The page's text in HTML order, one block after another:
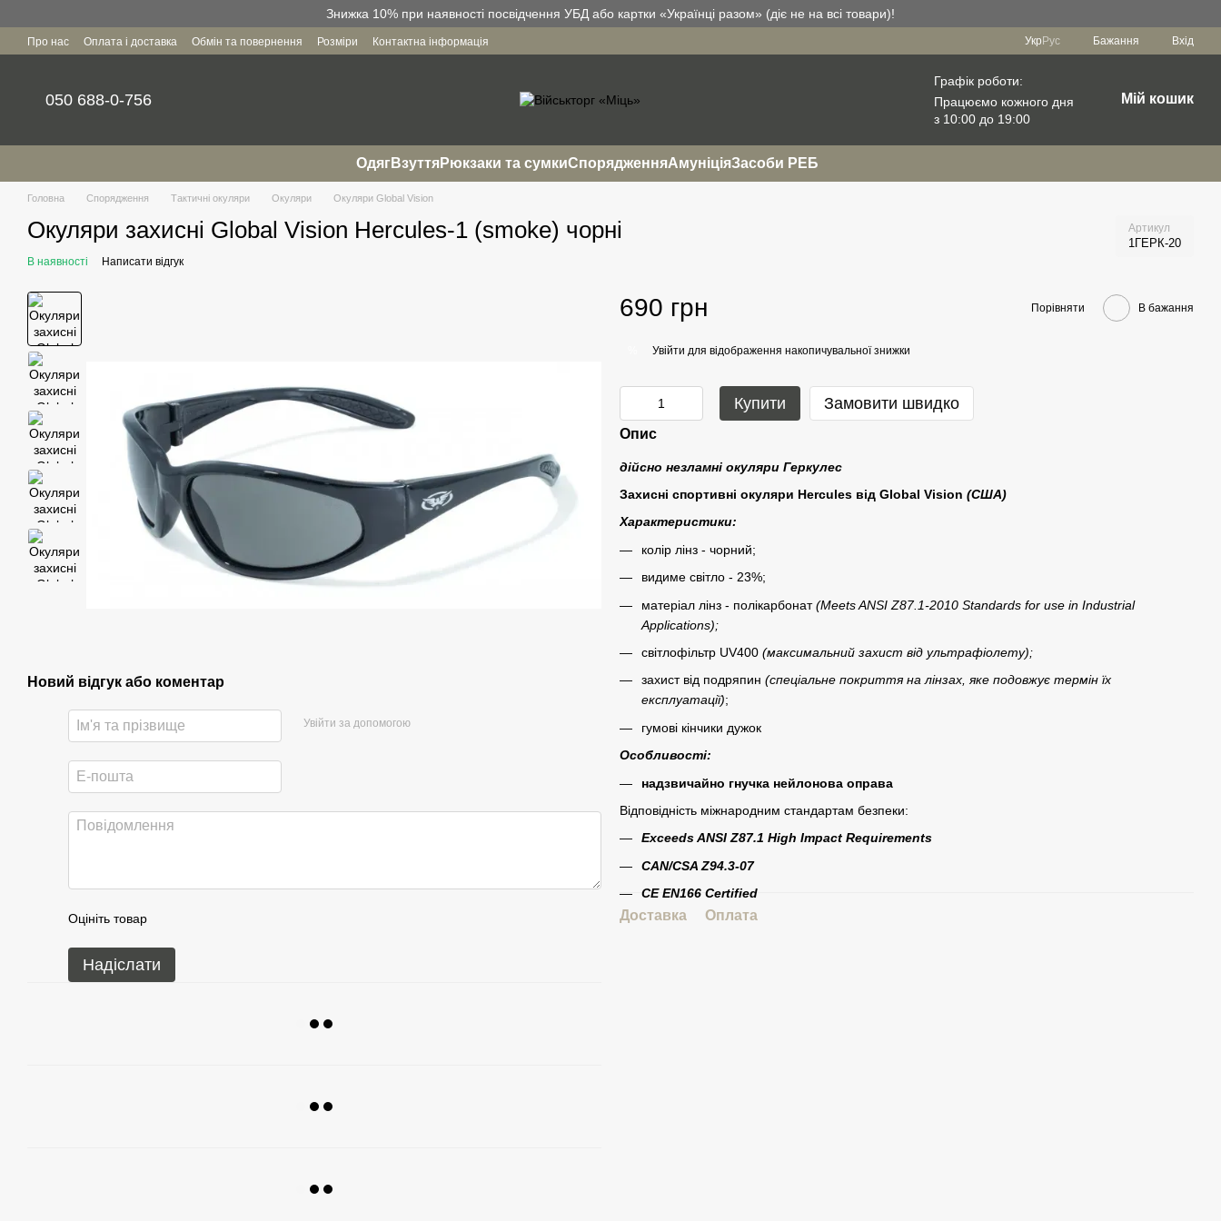
Знижка 10% при наявності посвідчення УБД або картки «Українці разом» (діє не на всі товари)!
Про нас Оплата і доставка Обмін та повернення Розміри
Контактна інформація
Укр Рус Бажання Вхід
050 688-0-756
Графік роботи:
Працюємо кожного дня
з 10:00 до 19:00
Мій кошик
ОдягВзуттяРюкзаки та сумкиСпорядженняАмуніціяЗасоби РЕБ
Головна Спорядження Тактичні окуляри Окуляри Окуляри Global Vision
Окуляри захисні Global Vision Hercules-1 (smoke) чорні Артикул
1ГЕРК-20
В наявності Написати відгук
Новий відгук або коментар
Увійти за допомогою
Оцініть товар
Надіслати
690 грн Порівняти В бажання
Увійти для відображення накопичувальної знижки
Купити Замовити швидко
Опис
дійсно незламні окуляри Геркулес
Захисні спортивні окуляри Hercules від Global Vision (США)
Характеристики:
колір лінз - чорний;
видиме світло - 23%;
матеріал лінз - полікарбонат(Meets ANSI Z87.1-2010 Standards for use in Industrial
Applications);
світлофільтр UV400 (максимальний захист від ультрафіолету);
захист від подряпин (спеціальне покриття на лінзах, яке подовжує термін їх
експлуатації);
гумові кінчики дужок
Особливості:
надзвичайно гнучка нейлонова оправа
Відповідність міжнародним стандартам безпеки:
Exceeds ANSI Z87.1 High Impact Requirements
CAN/CSA Z94.3-07
CE EN166 Certified
Доставка Оплата